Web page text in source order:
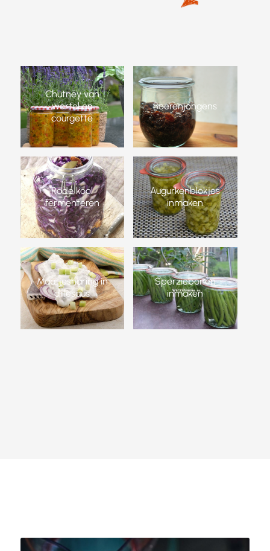
Chutney van
wortel en
courgette
Boerenjongens
Rode kool
fermenteren
Augurkenblokjes
inmaken
Maatjesharing in
dillesaus
Sperziebonen
inmaken